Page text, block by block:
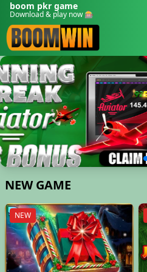
boom pkr game
Download & play now 🎰
NEW GAME
NEW